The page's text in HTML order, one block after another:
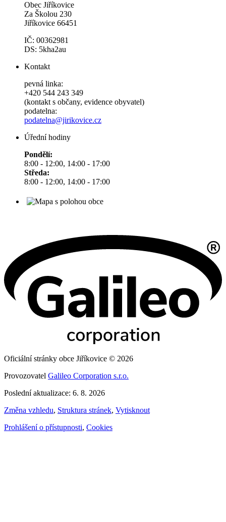
Obec Jiříkovice
Za Školou 230
Jiříkovice 66451
IČ: 00362981
DS: 5kha2au
Kontakt
pevná linka:
+420 544 243 349
(kontakt s občany, evidence obyvatel)
podatelna:
podatelna@jirikovice.cz
Úřední hodiny
Pondělí:
8:00 - 12:00, 14:00 - 17:00
Středa:
8:00 - 12:00, 14:00 - 17:00
Oficiální stránky obce Jiříkovice © 2026
Provozovatel Galileo Corporation s.r.o.
Poslední aktualizace: 6. 8. 2026
Změna vzhledu, Struktura stránek, Vytisknout
Prohlášení o přístupnosti, Cookies